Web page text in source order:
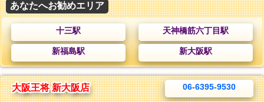
あなたへお勧めエリア
十三駅 天神橋筋六丁目駅
新福島駅 新大阪駅
大阪王将 新大阪店 06-6395-9530